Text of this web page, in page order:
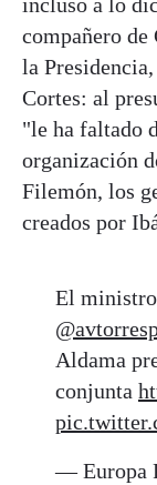
compañero de
la
Cortes: al
"le ha faltado
organización
Filemón, los
creados por
El
Aldama
conjunta
— Europa